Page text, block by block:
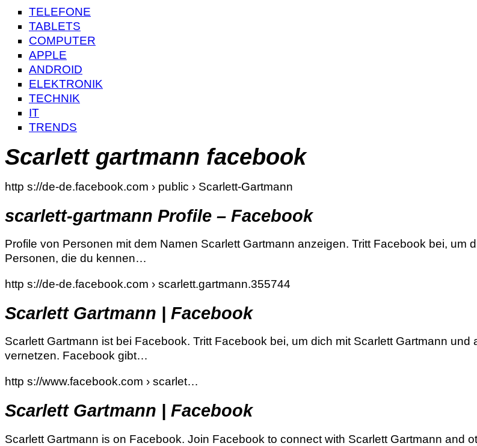
TELEFONE
TABLETS
COMPUTER
APPLE
ANDROID
ELEKTRONIK
TECHNIK
IT
TRENDS
Scarlett gartmann facebook
http s://de-de.facebook.com › public › Scarlett-Gartmann
scarlett-gartmann Profile – Facebook
Profile von Personen mit dem Namen Scarlett Gartmann anzeigen. Tritt Facebook bei, um
Personen, die du kennen…
http s://de-de.facebook.com › scarlett.gartmann.355744
Scarlett Gartmann | Facebook
Scarlett Gartmann ist bei Facebook. Tritt Facebook bei, um dich mit Scarlett Gartmann
vernetzen. Facebook gibt…
http s://www.facebook.com › scarlet…
Scarlett Gartmann | Facebook
Scarlett Gartmann is on Facebook. Join Facebook to connect with Scarlett Gartmann and